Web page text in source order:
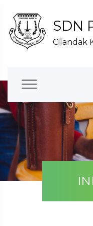
SDN
Cilandak